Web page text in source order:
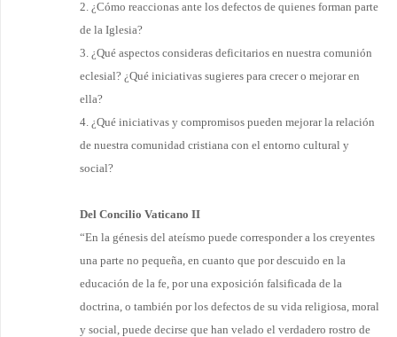
2. ¿Cómo reaccionas ante los defectos de quienes forman parte
de la Iglesia?
3. ¿Qué aspectos consideras deficitarios en nuestra comunión
eclesial? ¿Qué iniciativas sugieres para crecer o mejorar en
ella?
4. ¿Qué iniciativas y compromisos pueden mejorar la relación
de nuestra comunidad cristiana con el entorno cul­tural y
social?
Del Concilio Vaticano II
“En la génesis del ateísmo puede corresponder a los creyentes
una parte no pequeña, en cuanto que por descuido en la
educación de la fe, por una exposición falsificada de la
doctrina, o también por los defectos de su vida religiosa, moral
y social, puede decirse que han velado el verdadero rostro de